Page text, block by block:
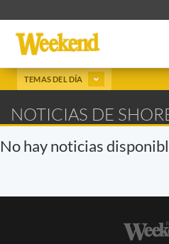
TEMAS DEL DÍA
NOTICIAS DE
No hay noticias